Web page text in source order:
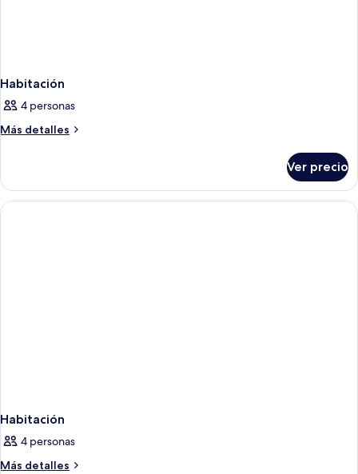
Habitación
4 personas
Más detalles
Más
Ver precio
Habitación
4 personas
Más detalles
Más